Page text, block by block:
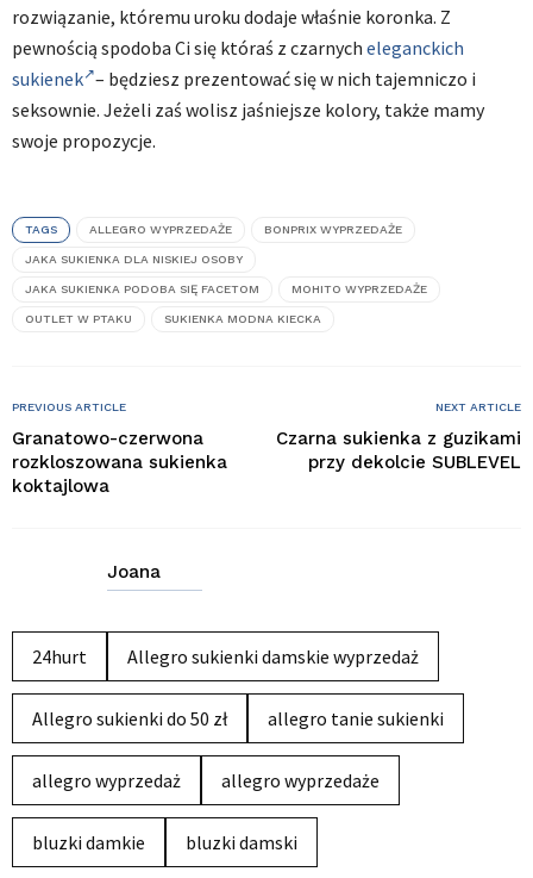
rozwiązanie, któremu uroku dodaje właśnie koronka. Z
pewnością spodoba Ci się któraś z czarnych eleganckich
sukienek – będziesz prezentować się w nich tajemniczo i
seksownie. Jeżeli zaś wolisz jaśniejsze kolory, także mamy
swoje propozycje.
TAGS ALLEGRO WYPRZEDAŻE BONPRIX WYPRZEDAŻE
JAKA SUKIENKA DLA NISKIEJ OSOBY
JAKA SUKIENKA PODOBA SIĘ FACETOM MOHITO WYPRZEDAŻE
OUTLET W PTAKU SUKIENKA MODNA KIECKA
PREVIOUS ARTICLE
Granatowo-czerwona
rozkloszowana sukienka
koktajlowa
NEXT ARTICLE
Czarna sukienka z guzikami
przy dekolcie SUBLEVEL
Joana
24hurt Allegro sukienki damskie wyprzedaż
Allegro sukienki do 50 zł allegro tanie sukienki
allegro wyprzedaż allegro wyprzedaże
bluzki damkie bluzki damski